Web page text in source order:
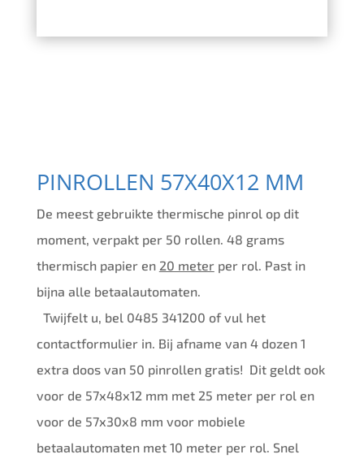
PINROLLEN 57X40X12 MM
De meest gebruikte thermische pinrol op dit
moment, verpakt per 50 rollen. 48 grams
thermisch papier en 20 meterper rol. Past in
bijna alle betaalautomaten.
Twijfelt u, bel 0485 341200 of vul het
contactformulier in. Bij afname van 4 dozen 1
extra doos van 50 pinrollen gratis! Dit geldt ook
voor de 57x48x12 mm met 25 meter per rol en
voor de 57x30x8 mm voor mobiele
betaalautomaten met 10 meter per rol. Snel